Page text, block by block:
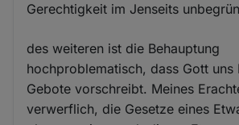
Gerechtigkeit im Jenseits
des weiteren ist die Behauptung
hochproblematisch, dass Gott uns
Gebote vorschreibt. Meines
verwerflich, die Gesetze eines